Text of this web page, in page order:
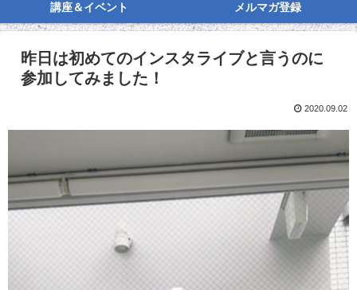
講座＆イベント メルマガ登録
昨日は初めてのインスタライブと言うのに
参加してみました！
2020.09.02